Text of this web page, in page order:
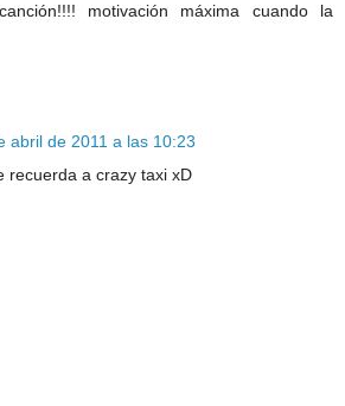
motivación máxima cuando la
abril de 2011 a las 10:23
recuerda a crazy taxi xD